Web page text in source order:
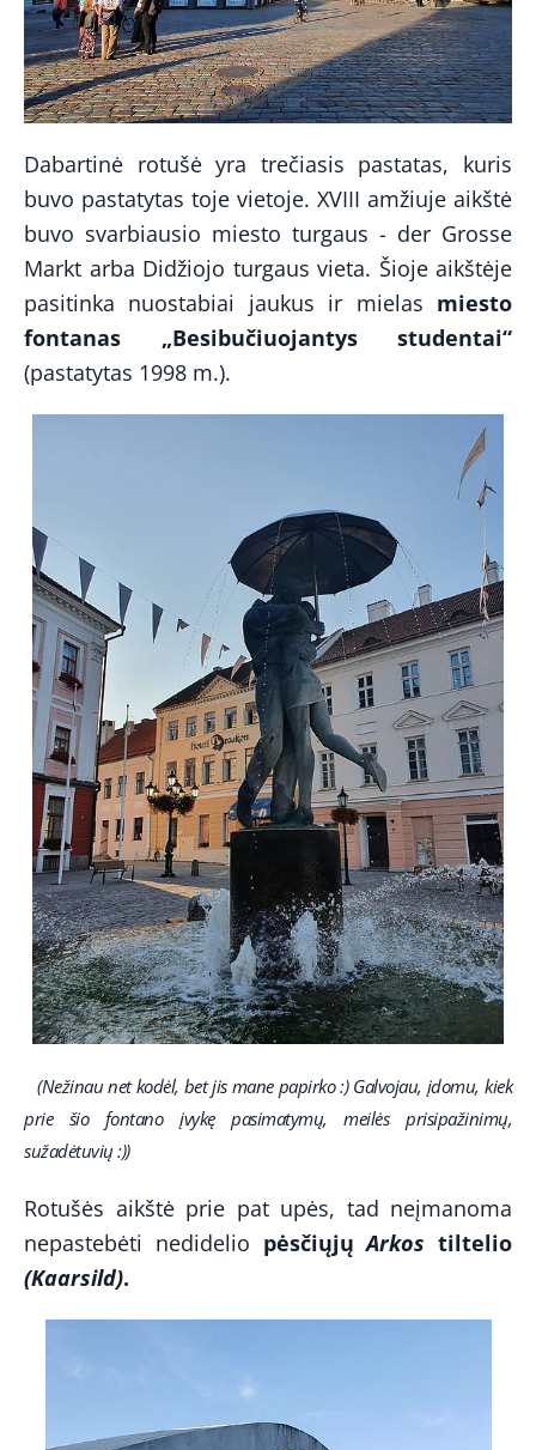
Dabartinė rotušė yra trečiasis pastatas, kuris
buvo pastatytas toje vietoje. XVIII amžiuje aikštė
buvo svarbiausio miesto turgaus - der Grosse
Markt arba Didžiojo turgaus vieta. Šioje aikštėje
pasitinka nuostabiai jaukus ir mielas miesto
fontanas „Besibučiuojantys
studentai“
(pastatytas 1998 m.).
(Nežinau net kodėl, bet jis mane papirko :)Galvojau, įdomu, kiek
prie šio fontano įvykę pasimatymų, meilės prisipažinimų,
sužadėtuvių :))
Rotušės aikštė prie pat upės, tad neįmanoma
nepastebėti nedidelio pėsčiųjųArkos tiltelio
(Kaarsild).